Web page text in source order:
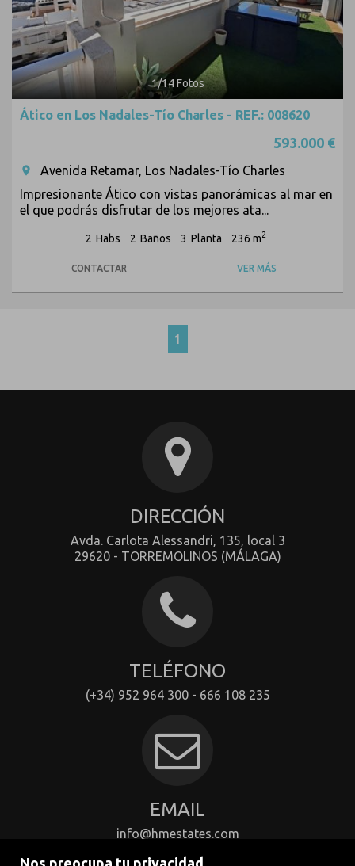
Nos preocupa tu privacidad
1/14Fotos
Ático en Los Nadales-Tío Charles - REF.: 008620
593.000 €
room
Avenida Retamar, Los Nadales-Tío Charles
Impresionante Ático con vistas panorámicas al mar en
el que podrás disfrutar de los mejores ata...
2 Habs 2 Baños 3 Planta 236 m2
CONTACTAR VER MÁS
1
DIRECCIÓN
Avda. Carlota Alessandri, 135, local 3
29620 - TORREMOLINOS (MÁLAGA)
TELÉFONO
(+34) 952 964 300 - 666 108 235
EMAIL
info@hmestates.com
Contactar